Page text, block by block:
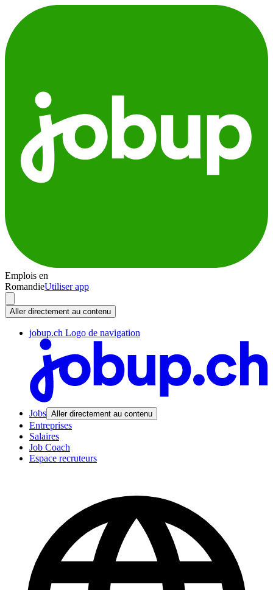
Emplois en
RomandieUtiliser app
Aller directement au contenu
jobup.ch Logo de navigation
Jobs Aller directement au contenu
Entreprises
Salaires
Job Coach
Espace recruteurs